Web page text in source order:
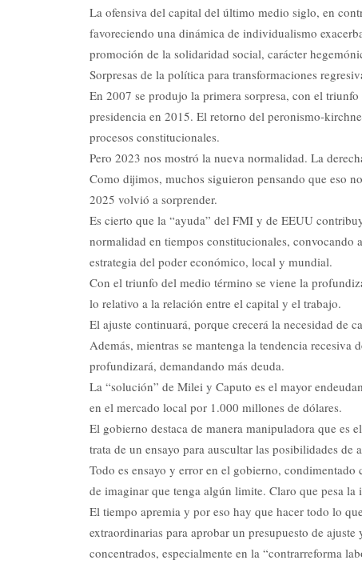
La ofensiva del capital del último medio siglo, en
favoreciendo una dinámica de individualismo
promoción de la solidaridad social, carácter
Sorpresas de la política para transformaciones
En 2007 se produjo la primera sorpresa, con el
presidencia en 2015. El retorno del peronismo-
procesos constitucionales.
Pero 2023 nos mostró la nueva normalidad. La
Como dijimos, muchos siguieron pensando que eso
2025 volvió a sorprender.
Es cierto que la “ayuda” del FMI y de EEUU
normalidad en tiempos constitucionales,
estrategia del poder económico, local y mundial.
Con el triunfo del medio término se viene la
lo relativo a la relación entre el capital y el trabajo.
El ajuste continuará, porque crecerá la necesidad de
Además, mientras se mantenga la tendencia
profundizará, demandando más deuda.
La “solución” de Milei y Caputo es el mayor
en el mercado local por 1.000 millones de dólares.
El gobierno destaca de manera manipuladora que es
trata de un ensayo para auscultar las posibilidades
Todo es ensayo y error en el gobierno,
de imaginar que tenga algún limite. Claro que pesa
El tiempo apremia y por eso hay que hacer todo lo
extraordinarias para aprobar un presupuesto de
concentrados, especialmente en la “contrarreforma